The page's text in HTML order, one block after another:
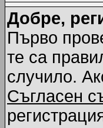
Добре,
Първо
те са
случило.
Съгласен